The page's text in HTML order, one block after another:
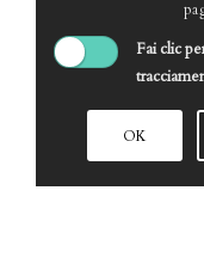
Fai clic
OK